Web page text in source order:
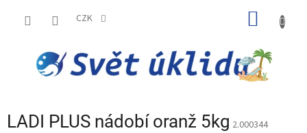
CZK
LADI PLUS nádobí oranž 5kg 2.000344